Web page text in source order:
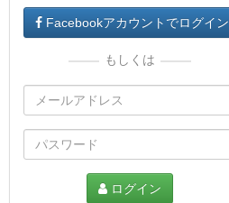
Facebookアカウントでログイン
もしくは
ログイン